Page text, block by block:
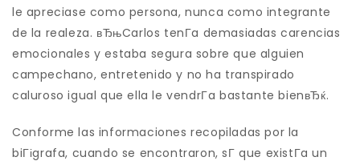
le apreciase como persona, nunca como integrante
de la realeza. вЂњCarlos tenГ­a demasiadas carencias
emocionales y estaba segura sobre que alguien
campechano, entretenido y no ha transpirado
caluroso igual que ella le vendrГ­a bastante bienвЂќ.
Conforme las informaciones recopiladas por la
biГіgrafa, cuando se encontraron, sГ­ que existГ­a un